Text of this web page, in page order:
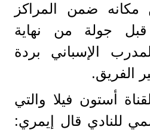
مكانه ضمن المراكز
قبل جولة من نهاية
الإسباني بردة
الفريق.
أستون فيلا والتي
للنادي قال إيمري: